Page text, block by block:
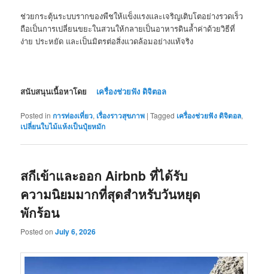
ช่วยกระตุ้นระบบรากของพืชให้แข็งแรงและเจริญเติบโตอย่างรวดเร็ว
ถือเป็นการเปลี่ยนขยะในสวนให้กลายเป็นอาหารดินล้ำค่าด้วยวิธีที่
ง่าย ประหยัด และเป็นมิตรต่อสิ่งแวดล้อมอย่างแท้จริง
สนับสนุนเนื้อหาโดย เครื่องช่วยฟัง ดิจิตอล
Posted in การท่องเที่ยว, เรื่องราวสุขภาพ |Tagged เครื่องช่วยฟัง ดิจิตอล,
เปลี่ยนใบไม้แห้งเป็นปุ๋ยหมัก
สกีเข้าและออก Airbnb ที่ได้รับ
ความนิยมมากที่สุดสำหรับวันหยุด
พักร้อน
Posted onJuly 6, 2026